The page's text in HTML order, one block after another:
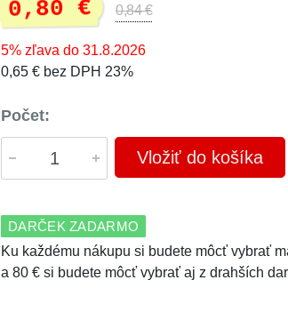
0,80 € 0,84 €
5% zľava do 31.8.2026
0,65 € bez DPH 23%
Počet:
Vložiť do košíka
DARČEK ZADARMO
Ku každému nákupu si budete môcť vybrať
a 80 € si budete môcť vybrať aj z drahších